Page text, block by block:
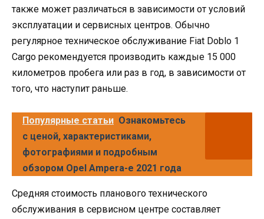
также может различаться в зависимости от условий
эксплуатации и сервисных центров. Обычно
регулярное техническое обслуживание Fiat Doblo 1
Cargo рекомендуется производить каждые 15 000
километров пробега или раз в год, в зависимости от
того, что наступит раньше.
Популярные статьи Ознакомьтесь
с ценой, характеристиками,
фотографиями и подробным
обзором Opel Ampera-e 2021 года
Средняя стоимость планового технического
обслуживания в сервисном центре составляет